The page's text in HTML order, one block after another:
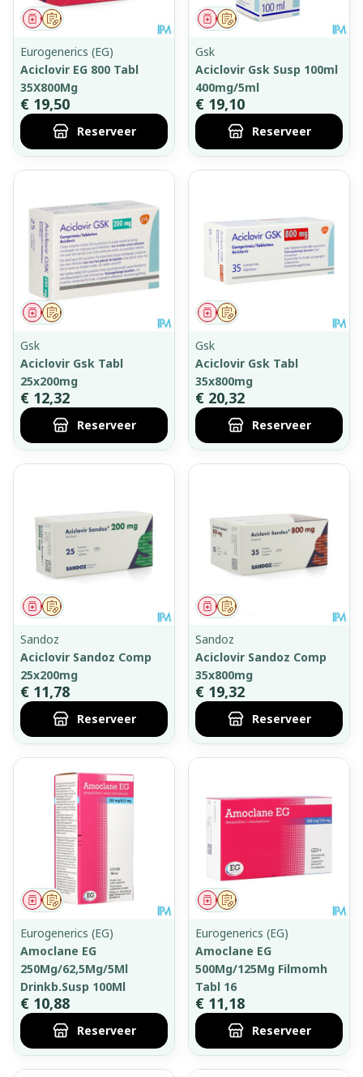
Op voorschrift
Geneesmiddel
Eurogenerics (EG)
Aciclovir EG 800 Tabl
35X800Mg
€ 19,50
Reserveer
Op voorschrift
Geneesmiddel
Gsk
Aciclovir Gsk Susp 100ml
400mg/5ml
€ 19,10
Reserveer
Op voorschrift
Geneesmiddel
Gsk
Aciclovir Gsk Tabl
25x200mg
€ 12,32
Reserveer
Op voorschrift
Geneesmiddel
Gsk
Aciclovir Gsk Tabl
35x800mg
€ 20,32
Reserveer
Op voorschrift
Geneesmiddel
Sandoz
Aciclovir Sandoz Comp
25x200mg
€ 11,78
Reserveer
Op voorschrift
Geneesmiddel
Sandoz
Aciclovir Sandoz Comp
35x800mg
€ 19,32
Reserveer
Op voorschrift
Geneesmiddel
Eurogenerics (EG)
Amoclane EG
250Mg/62,5Mg/5Ml
Drinkb.Susp 100Ml
€ 10,88
Reserveer
Op voorschrift
Geneesmiddel
Eurogenerics (EG)
Amoclane EG
500Mg/125Mg Filmomh
Tabl 16
€ 11,18
Reserveer